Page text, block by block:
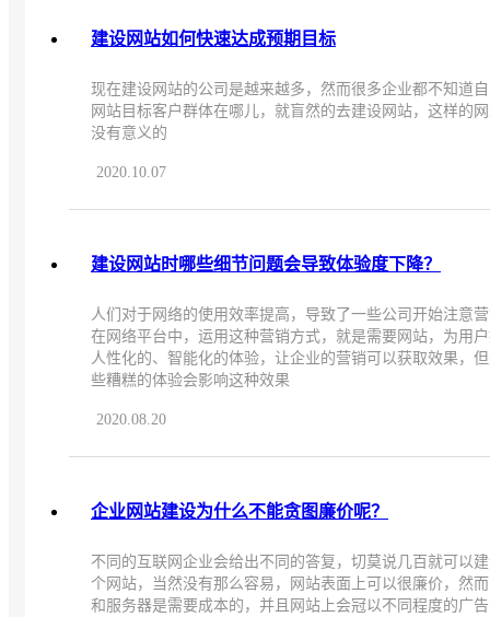
建设网站如何快速达成预期目标
现在建设网站的公司是越来越多，然而很多企业都不知道
网站目标客户群体在哪儿，就盲然的去建设网站，这样的
没有意义的
2020.10.07
建设网站时哪些细节问题会导致体验度下降？
人们对于网络的使用效率提高，导致了一些公司开始注意
在网络平台中，运用这种营销方式，就是需要网站，为用
人性化的、智能化的体验，让企业的营销可以获取效果，
些糟糕的体验会影响这种效果
2020.08.20
企业网站建设为什么不能贪图廉价呢？
不同的互联网企业会给出不同的答复，切莫说几百就可以
个网站，当然没有那么容易，网站表面上可以很廉价，然
和服务器是需要成本的，并且网站上会冠以不同程度的广